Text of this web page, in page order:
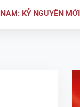
KỶ NGUYÊN MỚI